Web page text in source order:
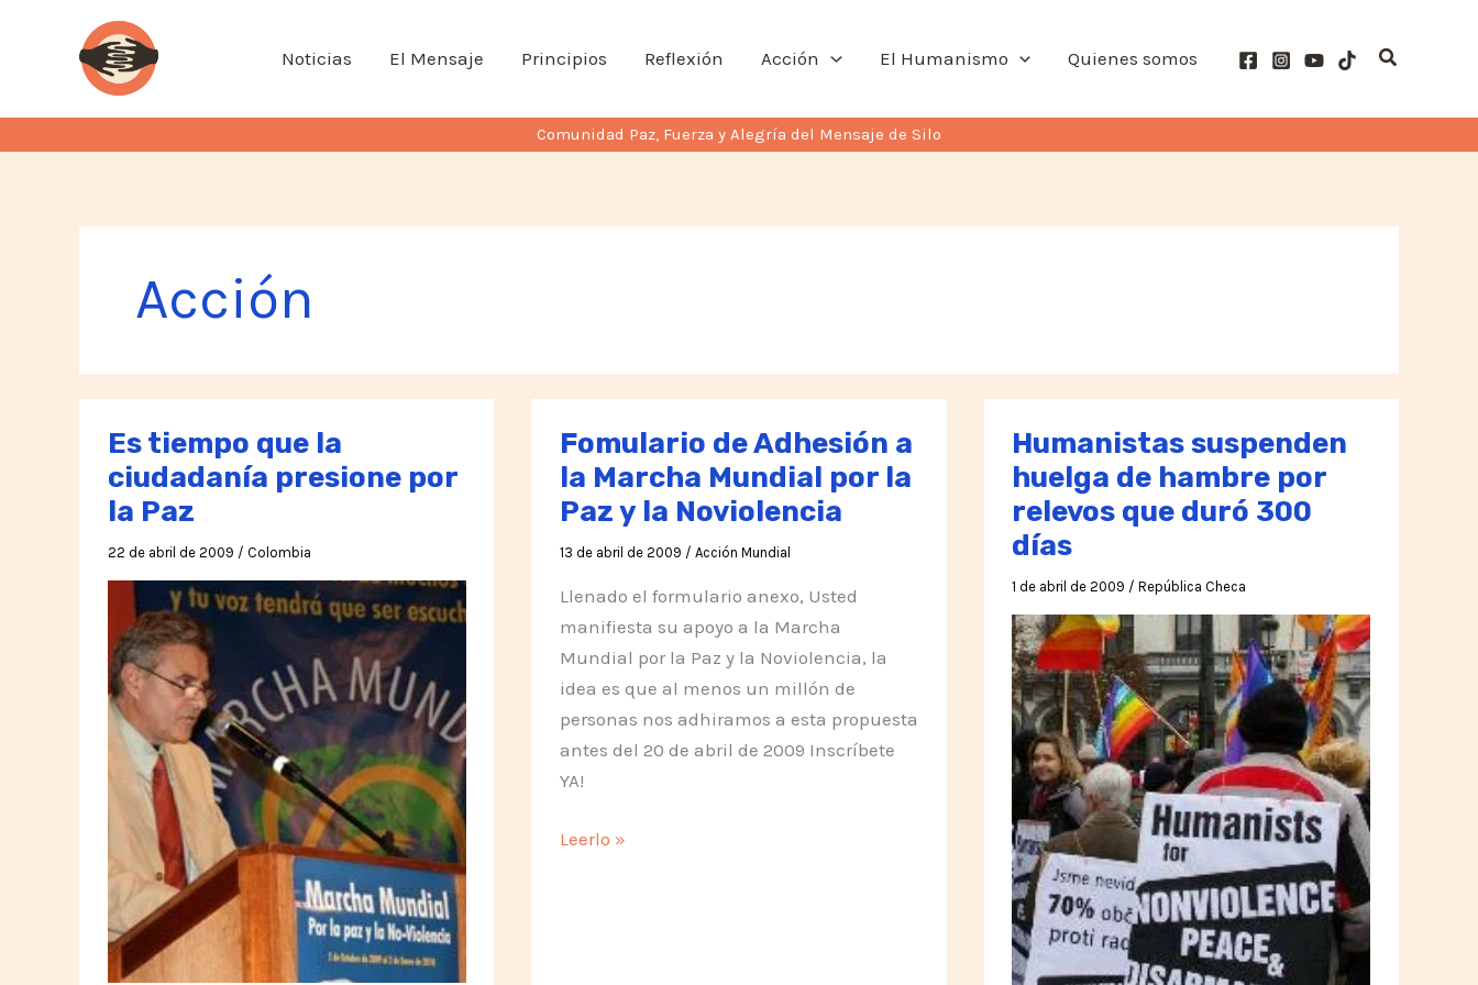
contenido
Noticias El Mensaje Principios Reflexión Acción El Humanismo Quienes somos Buscar
Comunidad Paz, Fuerza y Alegría del Mensaje de Silo
Acción
Es tiempo que la
ciudadanía presione por
la Paz
22 de abril de 2009 / Colombia
Fomulario de Adhesión a
la Marcha Mundial por la
Paz y la Noviolencia
13 de abril de 2009 / Acción Mundial
Llenado el formulario anexo, Usted
manifiesta su apoyo a la Marcha
Mundial por la Paz y la Noviolencia, la
idea es que al menos un millón de
personas nos adhiramos a esta propuesta
antes del 20 de abril de 2009 Inscríbete
YA!
Fomulario
Leerlo »
Humanistas suspenden
huelga de hambre por
relevos que duró 300
días
1 de abril de 2009 /República Checa